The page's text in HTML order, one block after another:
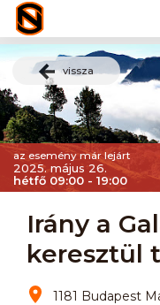
vissza
az esemény már lejárt
2025. május 26.
hétfő 09:00 - 19:00
Irány a
keresztül
1181 Budapest